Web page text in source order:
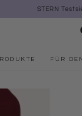
STERN
FÜR